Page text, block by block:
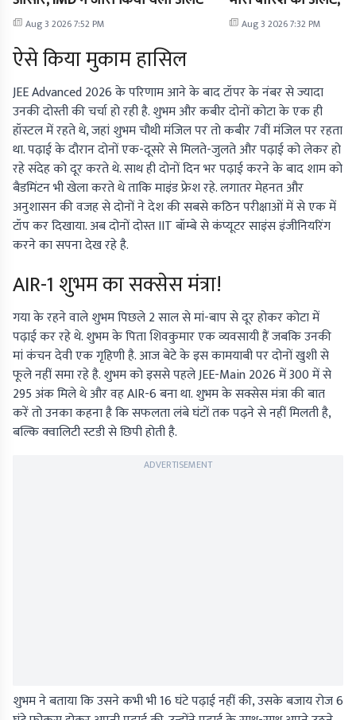
Aug 3 2026 7:52 PM Aug 3 2026 7:32 PM
ऐसे किया मुकाम हासिल
JEE Advanced 2026 के परिणाम आने के बाद टॉपर के नंबर से ज्यादा
उनकी दोस्ती की चर्चा हो रही है. शुभम और कबीर दोनों कोटा के एक ही
हॉस्टल में रहते थे, जहां शुभम चौथी मंजिल पर तो कबीर 7वीं मंजिल पर रहता
था. पढ़ाई के दौरान दोनों एक-दूसरे से मिलते-जुलते और पढ़ाई को लेकर हो
रहे संदेह को दूर करते थे. साथ ही दोनों दिन भर पढ़ाई करने के बाद शाम को
बैडमिंटन भी खेला करते थे ताकि माइंड फ्रेश रहे. लगातर मेहनत और
अनुशासन की वजह से दोनों ने देश की सबसे कठिन परीक्षाओं में से एक में
टॉप कर दिखाया. अब दोनों दोस्त IIT बॉम्बे से कंप्यूटर साइंस इंजीनियरिंग
करने का सपना देख रहे है.
AIR-1 शुभम का सक्सेस मंत्रा!
गया के रहने वाले शुभम पिछले 2 साल से मां-बाप से दूर होकर कोटा में
पढ़ाई कर रहे थे. शुभम के पिता शिवकुमार एक व्यवसायी हैं जबकि उनकी
मां कंचन देवी एक गृहिणी है. आज बेटे के इस कामयाबी पर दोनों खुशी से
फूले नहीं समा रहे है. शुभम को इससे पहले JEE-Main 2026 में 300 में से
295 अंक मिले थे और वह AIR-6 बना था. शुभम के सक्सेस मंत्रा की बात
करें तो उनका कहना है कि सफलता लंबे घंटों तक पढ़ने से नहीं मिलती है,
बल्कि क्वालिटी स्टडी से छिपी होती है.
ADVERTISEMENT
शुभम ने बताया कि उसने कभी भी 16 घंटे पढ़ाई नहीं की, उसके बजाय रोज 6